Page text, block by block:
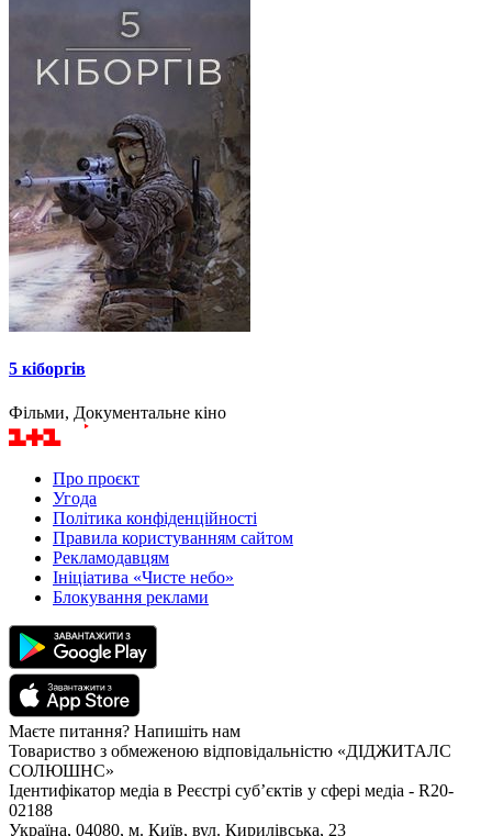
5 кіборгів
Фільми, Документальне кіно
Про проєкт
Угода
Політика конфіденційності
Правила користуванням сайтом
Рекламодавцям
Ініціатива «Чисте небо»
Блокування реклами
Маєте питання? Напишіть нам
Товариство з обмеженою відповідальністю «ДІДЖИТАЛС
СОЛЮШНС»
Ідентифікатор медіа в Реєстрі суб’єктів у сфері медіа - R20-
02188
Україна, 04080, м. Київ, вул. Кирилівська, 23